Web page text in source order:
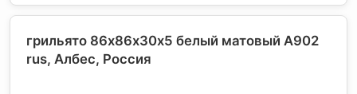
грильято 86х86х30х5 белый матовый А902
rus, Албес, Россия